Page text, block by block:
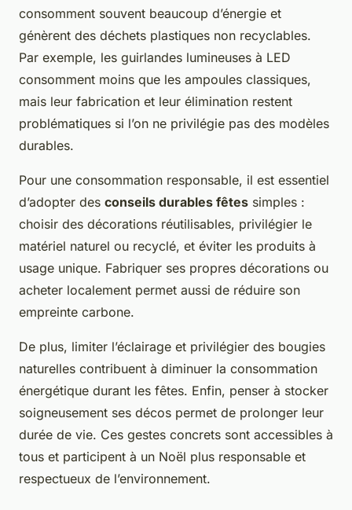
consomment souvent beaucoup d’énergie et
génèrent des déchets plastiques non recyclables.
Par exemple, les guirlandes lumineuses à LED
consomment moins que les ampoules classiques,
mais leur fabrication et leur élimination restent
problématiques si l’on ne privilégie pas des modèles
durables.
Pour une consommation responsable, il est essentiel
d’adopter des conseils durables fêtes simples :
choisir des décorations réutilisables, privilégier le
matériel naturel ou recyclé, et éviter les produits à
usage unique. Fabriquer ses propres décorations ou
acheter localement permet aussi de réduire son
empreinte carbone.
De plus, limiter l’éclairage et privilégier des bougies
naturelles contribuent à diminuer la consommation
énergétique durant les fêtes. Enfin, penser à stocker
soigneusement ses décos permet de prolonger leur
durée de vie. Ces gestes concrets sont accessibles à
tous et participent à un Noël plus responsable et
respectueux de l’environnement.